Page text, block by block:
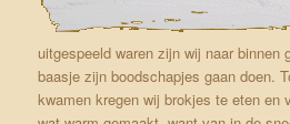
uitgespeeld waren zijn wij naar binnen
baasje zijn boodschapjes gaan doen.
kwamen kregen wij brokjes te eten en